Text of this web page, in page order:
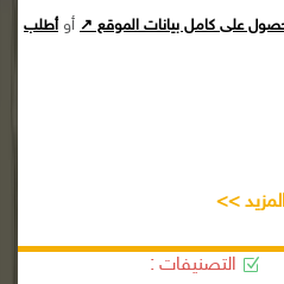
على كامل بيانات الموقع ↗ أوأطلب
>>
التصنيفات :